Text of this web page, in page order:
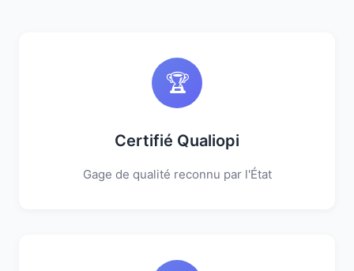
🏆
Certifié Qualiopi
Gage de qualité reconnu par l'État